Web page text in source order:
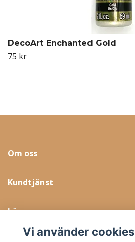
DecoArt Enchanted Gold
75 kr
Om oss
Kundtjänst
Läs mer
Vi använder cookies